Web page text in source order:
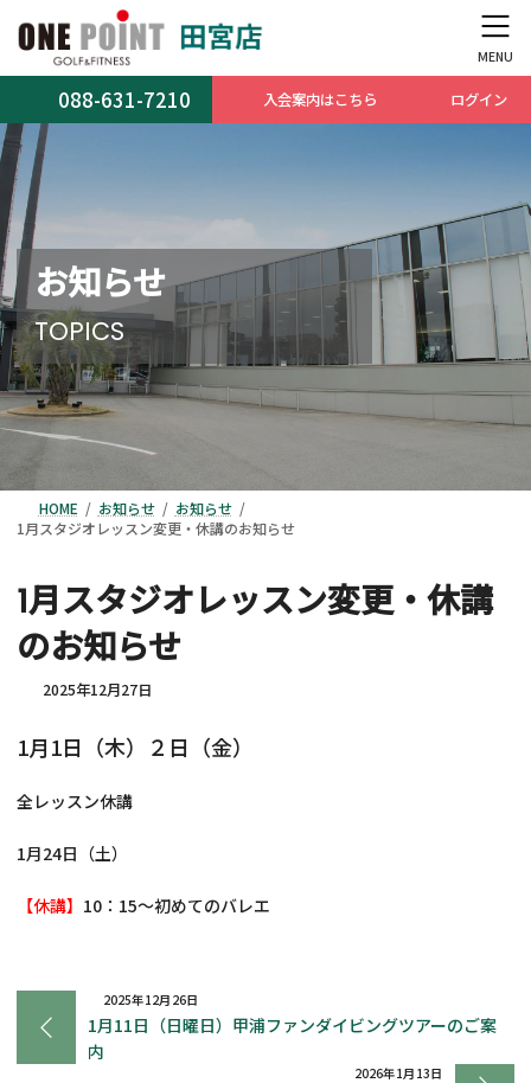
ン
へ
ス
キ
ッ
プ
ー
ョ
ン
に
移
動
088-631-7210 入会案内はこちら ログイン
お知らせ
TOPICS
HOME お知らせ
お知らせ
1月スタジオレッスン変更・休講のお知らせ
1月スタジオレッスン変更・休講
のお知らせ
2025年12月27日
1月1日（木）２日（金）
全レッスン休講
1月24日（土）
【休講】 10：15～初めてのバレエ
2025年12月26日
1月11日（日曜日）甲浦ファンダイビングツアーのご案
内
2026年1月13日